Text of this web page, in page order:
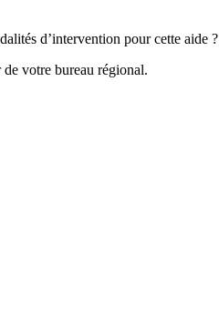
d’intervention pour cette aide ?
votre bureau régional.